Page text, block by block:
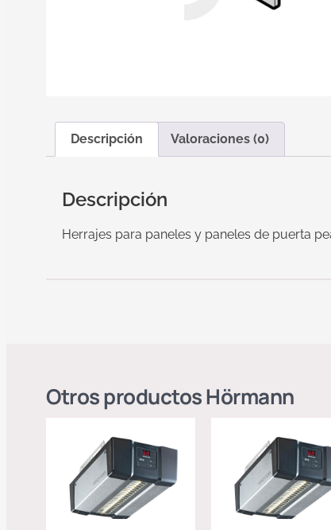
Descripción Valoraciones (0)
Descripción
Herrajes para paneles y paneles de puerta
Otros productosHörmann